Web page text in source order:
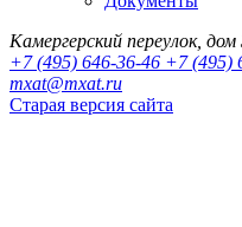
Камергерский переулок, дом
+7 (495) 646-36-46 +7 (495)
mxat@mxat.ru
Старая версия сайта